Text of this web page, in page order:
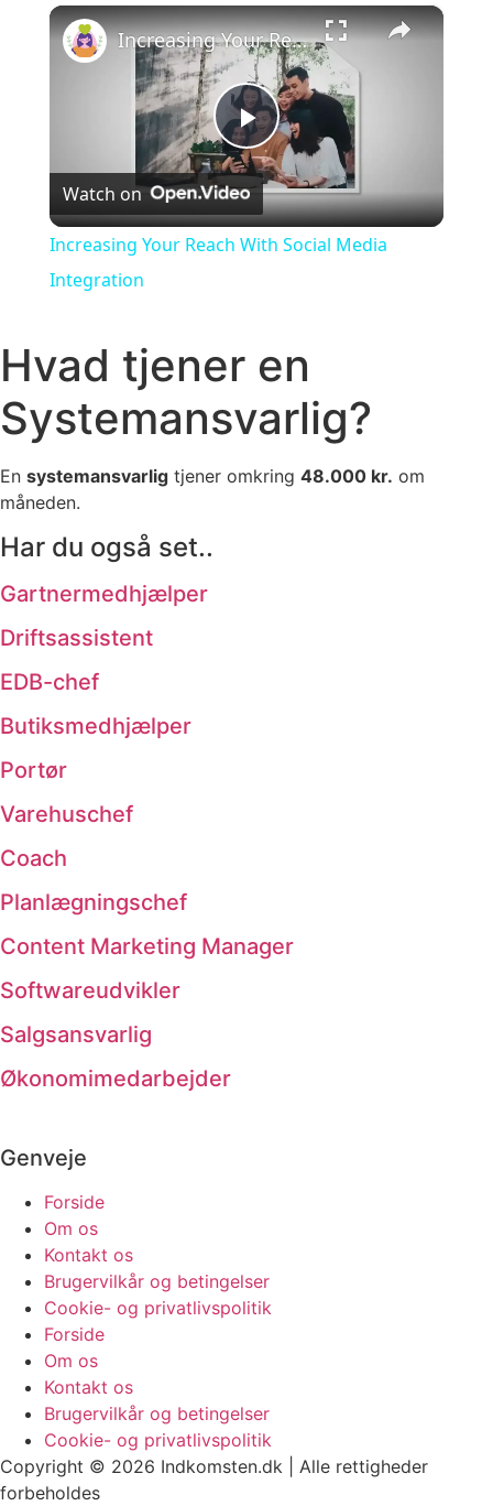
×
Play Video
Increasing Your Reach With Social Media Integration
Watch on
Increasing Your Reach With Social Media
Integration
Hvad tjener en
Systemansvarlig?
En systemansvarlig tjener omkring 48.000 kr. om
måneden.
Har du også set..
Gartnermedhjælper
Driftsassistent
EDB-chef
Butiksmedhjælper
Portør
Varehuschef
Coach
Planlægningschef
Content Marketing Manager
Softwareudvikler
Salgsansvarlig
Økonomimedarbejder
Genveje
Forside
Om os
Kontakt os
Brugervilkår og betingelser
Cookie- og privatlivspolitik
Forside
Om os
Kontakt os
Brugervilkår og betingelser
Cookie- og privatlivspolitik
Copyright © 2026 Indkomsten.dk | Alle rettigheder
forbeholdes